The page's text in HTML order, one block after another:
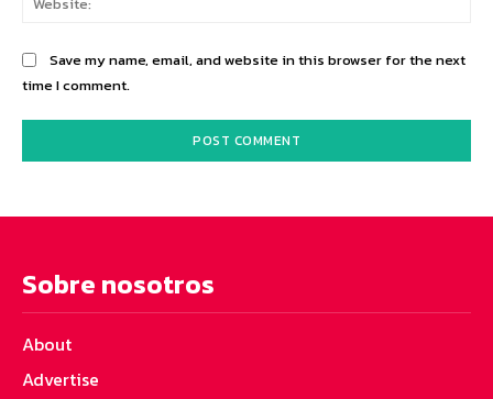
Save my name, email, and website in this browser for the next
time I comment.
Sobre nosotros
About
Advertise